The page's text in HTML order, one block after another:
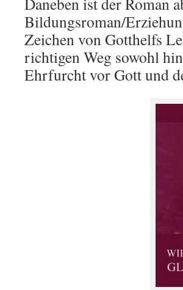
Bildungsroman/
Zeichen von Gotthelfs
richtigen Weg sowohl
Ehrfurcht vor Gott und